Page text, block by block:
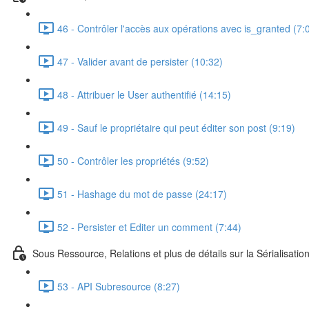
46 - Contrôler l'accès aux opérations avec is_granted
47 - Valider avant de persister (10:32)
48 - Attribuer le User authentifié (14:15)
49 - Sauf le propriétaire qui peut éditer son post (9:19)
50 - Contrôler les propriétés (9:52)
51 - Hashage du mot de passe (24:17)
52 - Persister et Editer un comment (7:44)
Sous Ressource, Relations et plus de détails sur la Sérialisation
53 - API Subresource (8:27)